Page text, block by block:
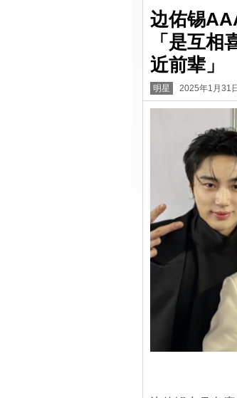
边佑锡
「是互
近前辈」
明星 2025年1月31